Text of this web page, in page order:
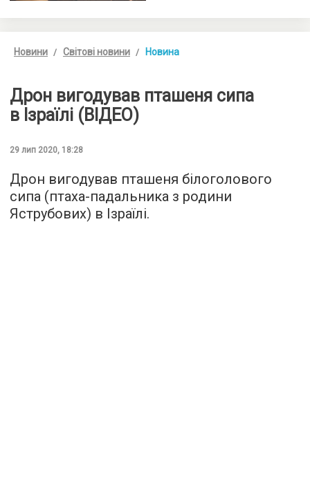
Новини Світові новини Новина
Дрон вигодував пташеня сипа
в Ізраїлі (ВІДЕО)
29 лип 2020, 18:28
Дрон вигодував пташеня білоголового
сипа (птаха-падальника з родини
Яструбових) в Ізраїлі.